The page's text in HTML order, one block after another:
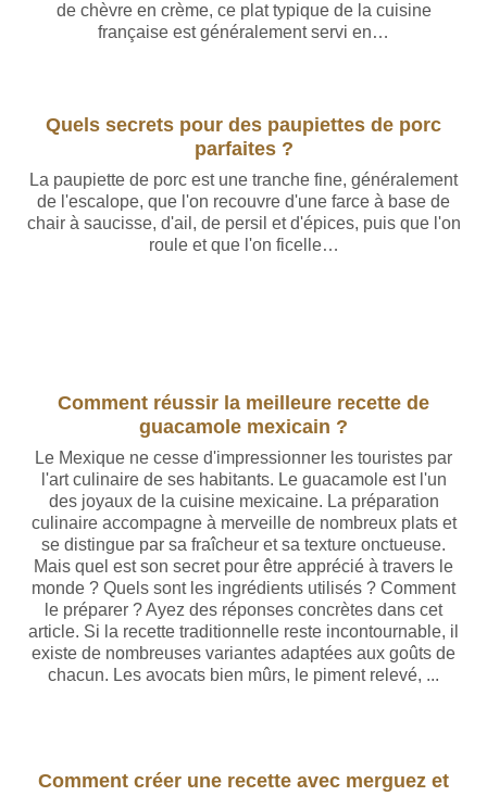
de chèvre en crème, ce plat typique de la cuisine
française est généralement servi en…
Quels secrets pour des paupiettes de porc
parfaites ?
La paupiette de porc est une tranche fine, généralement
de l'escalope, que l'on recouvre d'une farce à base de
chair à saucisse, d'ail, de persil et d'épices, puis que l'on
roule et que l'on ficelle…
Comment réussir la meilleure recette de
guacamole mexicain ?
Le Mexique ne cesse d'impressionner les touristes par
l'art culinaire de ses habitants. Le guacamole est l'un
des joyaux de la cuisine mexicaine. La préparation
culinaire accompagne à merveille de nombreux plats et
se distingue par sa fraîcheur et sa texture onctueuse.
Mais quel est son secret pour être apprécié à travers le
monde ? Quels sont les ingrédients utilisés ? Comment
le préparer ? Ayez des réponses concrètes dans cet
article. Si la recette traditionnelle reste incontournable, il
existe de nombreuses variantes adaptées aux goûts de
chacun. Les avocats bien mûrs, le piment relevé, ...
Comment créer une recette avec merguez et